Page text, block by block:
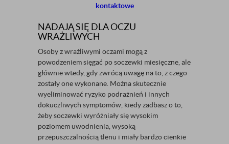
kontaktowe
NADAJĄ SIĘ DLA OCZU
WRAŻLIWYCH
Osoby z wrażliwymi oczami mogą z
powodzeniem sięgać po soczewki miesięczne, ale
głównie wtedy, gdy zwrócą uwagę na to, z czego
zostały one wykonane. Można skutecznie
wyeliminować ryzyko podrażnień i innych
dokuczliwych symptomów, kiedy zadbasz o to,
żeby soczewki wyróżniały się wysokim
poziomem uwodnienia, wysoką
przepuszczalnością tlenu i miały bardzo cienkie